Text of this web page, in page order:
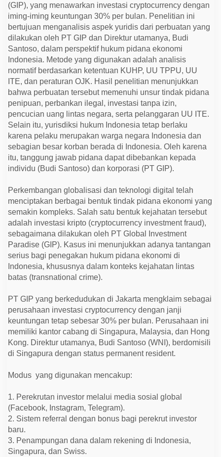
k
o
n
o
m
i
D
i
g
i
t
a
(GIP), yang menawarkan investasi cryptocurrency dengan
iming-iming keuntungan 30% per bulan. Penelitian ini
bertujuan menganalisis aspek yuridis dari perbuatan yang
dilakukan oleh PT GIP dan Direktur utamanya, Budi
Santoso, dalam perspektif hukum pidana ekonomi
Indonesia. Metode yang digunakan adalah analisis
normatif berdasarkan ketentuan KUHP, UU TPPU, UU
ITE, dan peraturan OJK. Hasil penelitian menunjukkan
bahwa perbuatan tersebut memenuhi unsur tindak pidana
penipuan, perbankan ilegal, investasi tanpa izin,
pencucian uang lintas negara, serta pelanggaran UU ITE.
Selain itu, yurisdiksi hukum Indonesia tetap berlaku
karena pelaku merupakan warga negara Indonesia dan
sebagian besar korban berada di Indonesia. Oleh karena
itu, tanggung jawab pidana dapat dibebankan kepada
individu (Budi Santoso) dan korporasi (PT GIP).
Perkembangan globalisasi dan teknologi digital telah
menciptakan berbagai bentuk tindak pidana ekonomi yang
semakin kompleks. Salah satu bentuk kejahatan tersebut
adalah investasi kripto (cryptocurrency investment fraud),
sebagaimana dilakukan oleh PT Global Investment
Paradise (GIP). Kasus ini menunjukkan adanya tantangan
serius bagi penegakan hukum pidana ekonomi di
Indonesia, khususnya dalam konteks kejahatan lintas
batas (transnational crime).
PT GIP yang berkedudukan di Jakarta mengklaim sebagai
perusahaan investasi cryptocurrency dengan janji
keuntungan tetap sebesar 30% per bulan. Perusahaan ini
memiliki kantor cabang di Singapura, Malaysia, dan Hong
Kong. Direktur utamanya, Budi Santoso (WNI), berdomisili
di Singapura dengan status permanent resident.
Modus yang digunakan mencakup:
1. Perekrutan investor melalui media sosial global
(Facebook, Instagram, Telegram).
2. Sistem referral dengan bonus bagi perekrut investor
baru.
3. Penampungan dana dalam rekening di Indonesia,
Singapura, dan Swiss.